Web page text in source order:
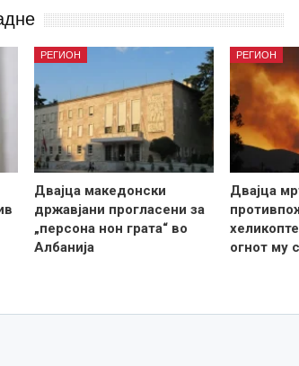
РЕГИОН
Двајца македонски
државјани прогласени за
„персона нон грата“ во
Албанија
РЕГИОН
Двајца
огнот му